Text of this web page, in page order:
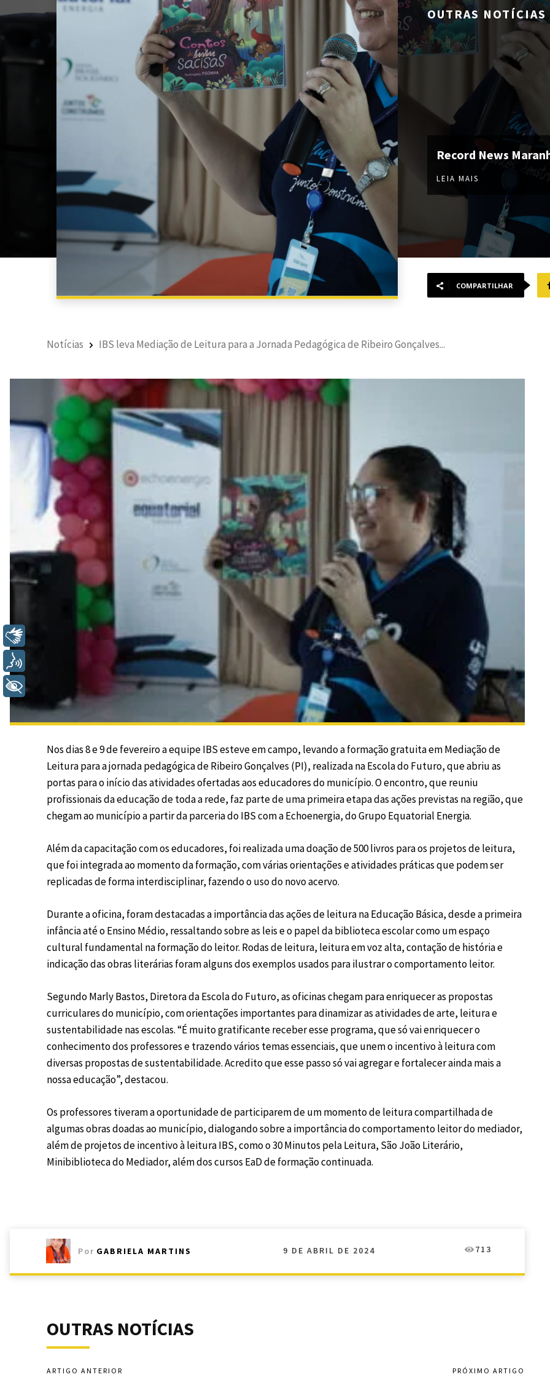
OUTRAS NOTÍCIAS
Record News
LEIA MAIS
COMPARTILHAR
Notícias IBS leva Mediação de Leitura para a Jornada Pedagógica de Ribeiro Gonçalves...
Nos dias 8 e 9 de fevereiro a equipe IBS esteve em campo, levando a formação gratuita em Mediação de
Leitura para a jornada pedagógica de Ribeiro Gonçalves (PI), realizada na Escola do Futuro, que abriu as
portas para o início das atividades ofertadas aos educadores do município. O encontro, que reuniu
profissionais da educação de toda a rede, faz parte de uma primeira etapa das ações previstas na região, que
chegam ao município a partir da parceria do IBS com a Echoenergia, do Grupo Equatorial Energia.
Além da capacitação com os educadores, foi realizada uma doação de 500 livros para os projetos de leitura,
que foi integrada ao momento da formação, com várias orientações e atividades práticas que podem ser
replicadas de forma interdisciplinar, fazendo o uso do novo acervo.
Durante a oficina, foram destacadas a importância das ações de leitura na Educação Básica, desde a primeira
infância até o Ensino Médio, ressaltando sobre as leis e o papel da biblioteca escolar como um espaço
cultural fundamental na formação do leitor. Rodas de leitura, leitura em voz alta, contação de história e
indicação das obras literárias foram alguns dos exemplos usados para ilustrar o comportamento leitor.
Segundo Marly Bastos, Diretora da Escola do Futuro, as oficinas chegam para enriquecer as propostas
curriculares do município, com orientações importantes para dinamizar as atividades de arte, leitura e
sustentabilidade nas escolas. “É muito gratificante receber esse programa, que só vai enriquecer o
conhecimento dos professores e trazendo vários temas essenciais, que unem o incentivo à leitura com
diversas propostas de sustentabilidade. Acredito que esse passo só vai agregar e fortalecer ainda mais a
nossa educação”, destacou.
Os professores tiveram a oportunidade de participarem de um momento de leitura compartilhada de
algumas obras doadas ao município, dialogando sobre a importância do comportamento leitor do mediador,
além de projetos de incentivo à leitura IBS, como o 30 Minutos pela Leitura, São João Literário,
Minibiblioteca do Mediador, além dos cursos EaD de formação continuada.
Por GABRIELA MARTINS 9 DE ABRIL DE 2024 713
OUTRAS NOTÍCIAS
ARTIGO ANTERIOR PRÓXIMO ARTIGO